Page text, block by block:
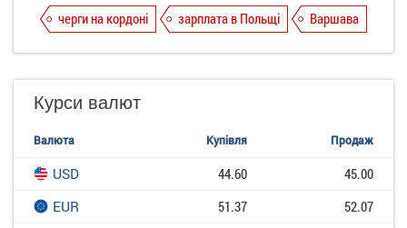
черги на кордоні
зарплата в Польщі Варшава
Курси валют
Валюта Купівля Продаж
USD 44.60
45.00
EUR
51.37
52.07